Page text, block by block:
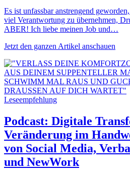
Es ist unfassbar anstrengend
viel Verantwortung zu übernehmen,
ABER! Ich liebe meinen Job und…
Jetzt den ganzen Artikel anschauen
Leseempfehlung
Podcast: Digitale
Veränderung im
von Social Media,
und NewWork